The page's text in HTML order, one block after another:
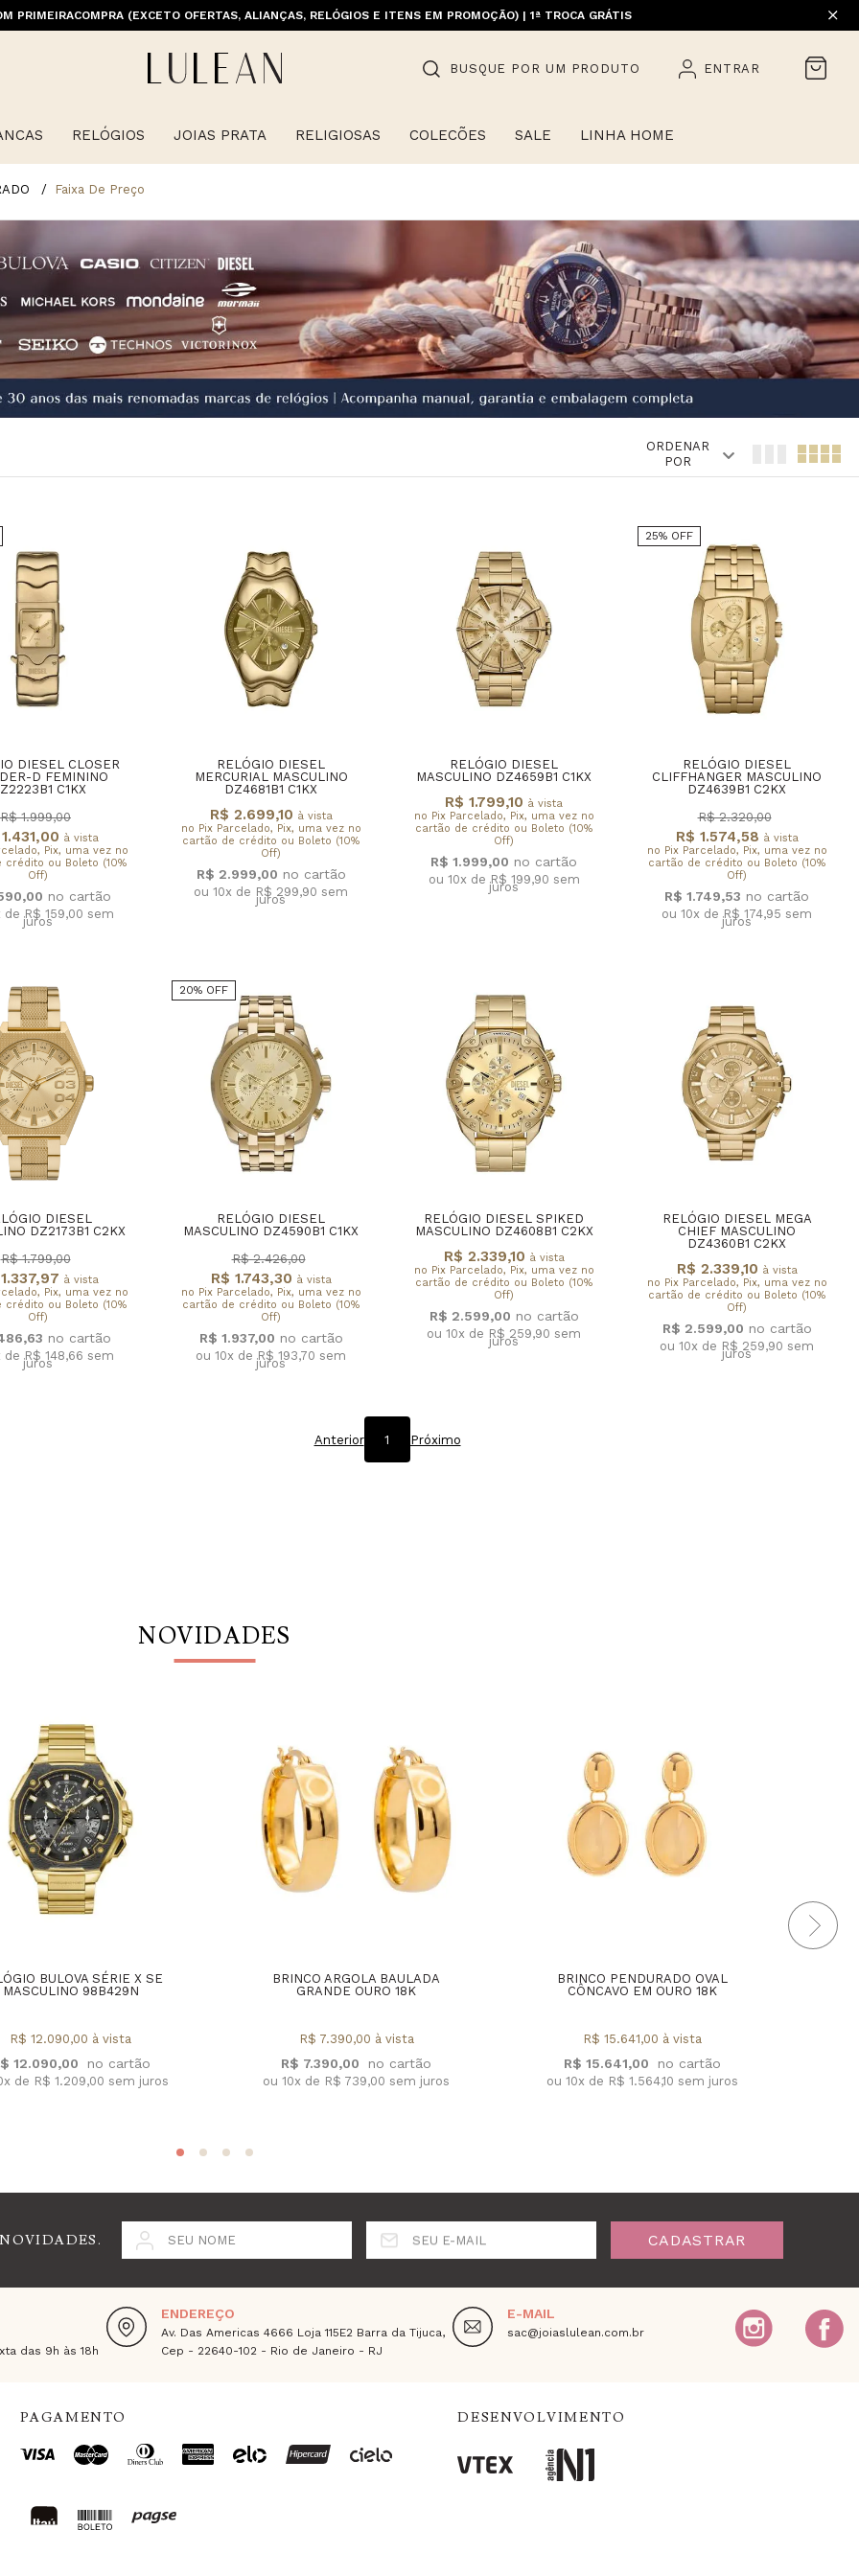
PRIMEIRACOMPRA (EXCETO OFERTAS, ALIANÇAS, RELÓGIOS E ITENS EM PROMOÇÃO) | 1ª TROCA GRÁTIS
GRÁTIS ACIMA DE 399 PARA REGIÕES SELECIONADAS (EXCETO LINHA HOME)
BUSQUE POR UM PRODUTO ENTRAR
RELÓGIOS JOIAS PRATA RELIGIOSAS COLECÕES SALE LINHA HOME
Faixa De Preço
ORDENAR
POR
DIESEL CLOSER
D FEMININO
C1KX
à vista
Pix, uma vez no
crédito ou Boleto (10%
Off)
R$ 1.999,00
de R$ 159,00 sem
juros
RELÓGIO DIESEL
MERCURIAL MASCULINO
DZ4681B1 C1KX
R$ 2.699,10 à vista
no Pix Parcelado, Pix, uma vez no
cartão de crédito ou Boleto (10%
Off)
R$ 2.999,00
ou 10x de R$ 299,90 sem
juros
RELÓGIO DIESEL
MASCULINO DZ4659B1 C1KX
R$ 1.799,10 à vista
no Pix Parcelado, Pix, uma vez no
cartão de crédito ou Boleto (10%
Off)
R$ 1.999,00
ou 10x de R$ 199,90 sem
juros
25% OFF
RELÓGIO DIESEL
CLIFFHANGER MASCULINO
DZ4639B1 C2KX
R$ 1.574,58 à vista
no Pix Parcelado, Pix, uma vez no
cartão de crédito ou Boleto (10%
Off)
R$ 2.320,00
R$ 1.749,53
ou 10x de R$ 174,95 sem
juros
DIESEL
DZ2173B1 C2KX
à vista
Pix, uma vez no
crédito ou Boleto (10%
Off)
R$ 1.799,00
de R$ 148,66 sem
juros
20% OFF
RELÓGIO DIESEL
MASCULINO DZ4590B1 C1KX
R$ 1.743,30 à vista
no Pix Parcelado, Pix, uma vez no
cartão de crédito ou Boleto (10%
Off)
R$ 2.426,00
R$ 1.937,00
ou 10x de R$ 193,70 sem
juros
RELÓGIO DIESEL SPIKED
MASCULINO DZ4608B1 C2KX
R$ 2.339,10 à vista
no Pix Parcelado, Pix, uma vez no
cartão de crédito ou Boleto (10%
Off)
R$ 2.599,00
ou 10x de R$ 259,90 sem
juros
RELÓGIO DIESEL MEGA
CHIEF MASCULINO
DZ4360B1 C2KX
R$ 2.339,10 à vista
no Pix Parcelado, Pix, uma vez no
cartão de crédito ou Boleto (10%
Off)
R$ 2.599,00
ou 10x de R$ 259,90 sem
juros
Anterior 1 Próximo
NOVIDADES
BULOVA SÉRIE X SE
MASCULINO 98B429N
12.090,00
R$ 12.090,00 à vista
de R$ 1.209,00 sem juros
BRINCO ARGOLA BAULADA
GRANDE OURO 18K
R$ 7.390,00
R$ 7.390,00 à vista
ou 10x de R$ 739,00 sem juros
BRINCO PENDURADO OVAL
CÔNCAVO EM OURO 18K
R$ 15.641,00
R$ 15.641,00 à vista
ou 10x de R$ 1.564,10 sem juros
SEU NOME SEU E-MAIL CADASTRAR
das 9h às 18h
ENDEREÇO
Av. Das Americas 4666 Loja 115E2 Barra da Tijuca,
Cep - 22640-102 - Rio de Janeiro - RJ
E-MAIL
sac@joiaslulean.com.br
PAGAMENTO DESENVOLVIMENTO